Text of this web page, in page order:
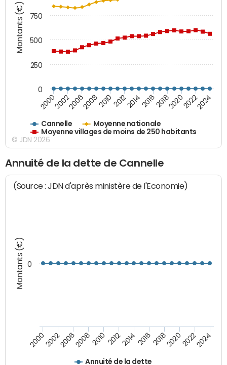
Montants (€)
Cannelle
Moyenne nationale
Moyenne villages de moins de 250 habitants
200020022006200820102012201420162018202020222024
0
250
500
750
© JDN 2026
Annuité de la dette de Cannelle
Montants (€)
(Source : JDN d'après ministère de l'Economie)
Annuité de la dette
20002002200620082010 2012201420162018202020222024
0